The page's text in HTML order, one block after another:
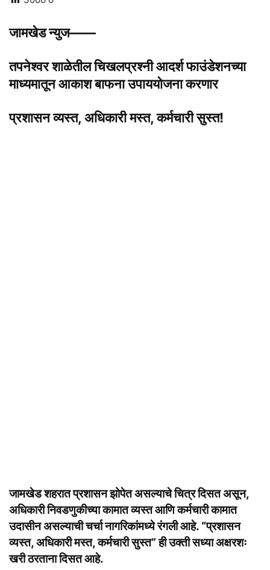
जामखेड न्युज——
तपनेश्वर शाळेतील चिखलप्रश्नी आदर्श फाउंडेशनच्या
माध्यमातून आकाश बाफना उपाययोजना करणार
प्रशासन व्यस्त, अधिकारी मस्त, कर्मचारी सुस्त!
जामखेड शहरात प्रशासन झोपेत असल्याचे चित्र दिसत असून,
अधिकारी निवडणुकीच्या कामात व्यस्त आणि कर्मचारी कामात
उदासीन असल्याची चर्चा नागरिकांमध्ये रंगली आहे. “प्रशासन
व्यस्त, अधिकारी मस्त, कर्मचारी सुस्त” ही उक्ती सध्या अक्षरशः
खरी ठरताना दिसत आहे.